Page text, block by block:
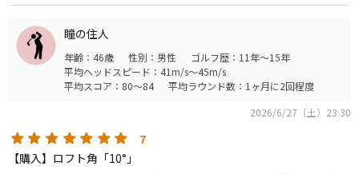
ーニング幅が広がったことは魅力的ですね。GT発売時より
は値引き枠があるようで、行きつけの大手量販店から素敵
な下取りプランが提示され悩ましいところです。
瞳の住人
年齢：46歳 性別：男性
ゴルフ歴：11年～15年
平均ヘッドスピード：41m/s～45m/s
平均スコア：80～84
平均ラウンド数：1ヶ月に2回程度
2026/6/27（土）23:30
7
【購入】ロフト角「10°」